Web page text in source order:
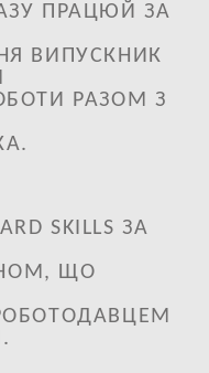
ПРАЦЮЙ ЗА
ВИПУСКНИК
РАЗОМ З
SKILLS ЗА
ЩО